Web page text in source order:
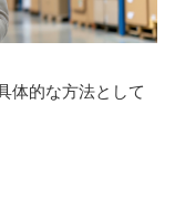
体的な方法として